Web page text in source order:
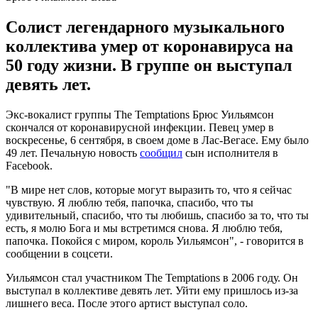
Солист легендарного музыкального
коллектива умер от коронавируса на
50 году жизни. В группе он выступал
девять лет.
Экс-вокалист группы The Temptations Брюс Уильямсон
скончался от коронавирусной инфекции. Певец умер в
воскресенье, 6 сентября, в своем доме в Лас-Вегасе. Ему было
49 лет. Печальную новость сообщил сын исполнителя в
Facebook.
"В мире нет слов, которые могут выразить то, что я сейчас
чувствую. Я люблю тебя, папочка, спасибо, что ты
удивительный, спасибо, что ты любишь, спасибо за то, что ты
есть, я молю Бога и мы встретимся снова. Я люблю тебя,
папочка. Покойся с миром, король Уильямсон", - говорится в
сообщении в соцсети.
Уильямсон стал участником The Temptations в 2006 году. Он
выступал в коллективе девять лет. Уйти ему пришлось из-за
лишнего веса. После этого артист выступал соло.